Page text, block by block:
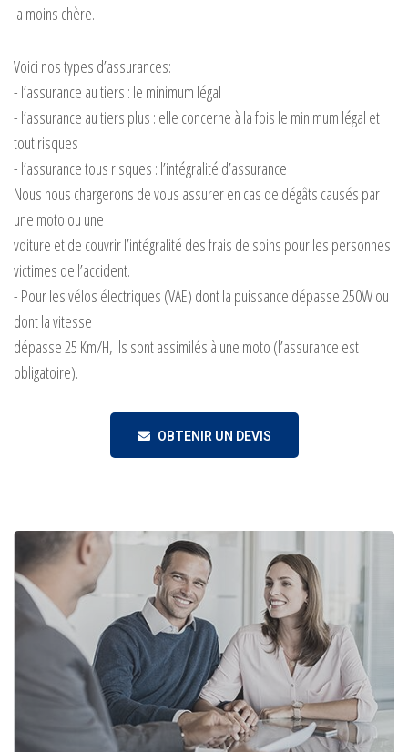
la moins chère.
Voici nos types d’assurances:
- l’assurance au tiers : le minimum légal
- l’assurance au tiers plus : elle concerne à la fois le minimum légal et
tout risques
- l’assurance tous risques : l’intégralité d’assurance
Nous nous chargerons de vous assurer en cas de dégâts causés par
une moto ou une
voiture et de couvrir l’intégralité des frais de soins pour les personnes
victimes de l’accident.
- Pour les vélos électriques (VAE) dont la puissance dépasse 250W ou
dont la vitesse
dépasse 25 Km/H, ils sont assimilés à une moto (l’assurance est
obligatoire).
OBTENIR UN DEVIS